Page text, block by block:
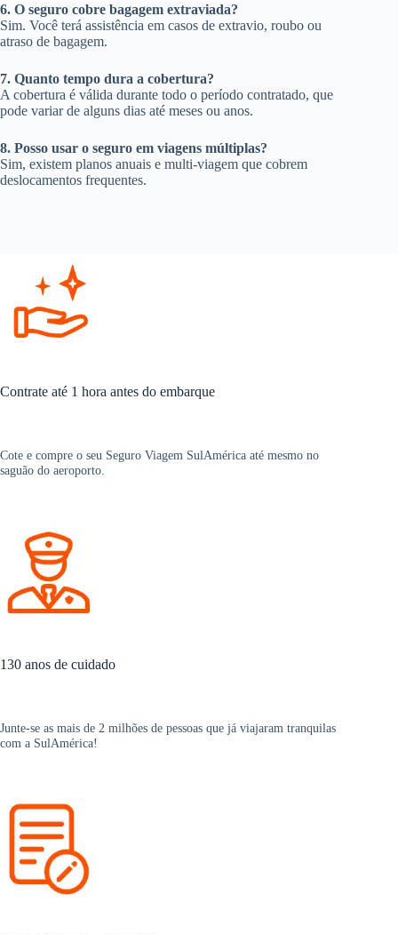
6. O seguro cobre bagagem extraviada?
Sim. Você terá assistência em casos de extravio, roubo ou
atraso de bagagem.
7. Quanto tempo dura a cobertura?
A cobertura é válida durante todo o período contratado, que
pode variar de alguns dias até meses ou anos.
8. Posso usar o seguro em viagens múltiplas?
Sim, existem planos anuais e multi-viagem que cobrem
deslocamentos frequentes.
Contrate até 1 hora antes do embarque
Cote e compre o seu Seguro Viagem SulAmérica até mesmo no
saguão do aeroporto.
130 anos de cuidado
Junte-se as mais de 2 milhões de pessoas que já viajaram tranquilas
com a SulAmérica!